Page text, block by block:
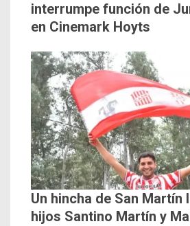
interrumpe función de
en Cinemark Hoyts
Un hincha de San Martín
hijos Santino Martín y